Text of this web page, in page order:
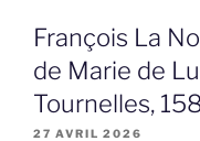
François La
de Marie de
Tournelles,
27 AVRIL 2026